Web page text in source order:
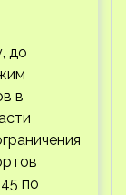
до
в
по